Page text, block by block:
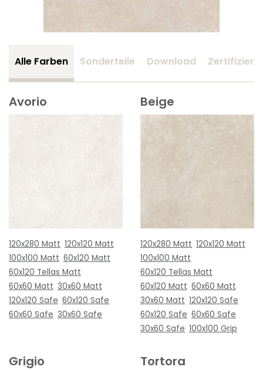
Alle Farben Sonderteile Download
Avorio
120x280 Matt 120x120 Matt
100x100 Matt 60x120 Matt
60x120 Tellas Matt
60x60 Matt 30x60 Matt
120x120 Safe 60x120 Safe
60x60 Safe 30x60 Safe
Beige
120x280 Matt 120x120 Matt
100x100 Matt
60x120 Tellas Matt
60x120 Matt 60x60 Matt
30x60 Matt 120x120 Safe
60x120 Safe 60x60 Safe
30x60 Safe 100x100 Grip
Grigio Tortora